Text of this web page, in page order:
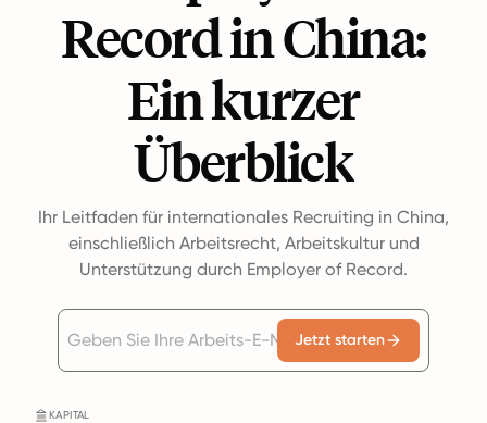
Record in China:
Ein kurzer
Überblick
Ihr Leitfaden für internationales Recruiting in China,
einschließlich Arbeitsrecht, Arbeitskultur und
Unterstützung durch Employer of Record.
Jetzt starten
KAPITAL